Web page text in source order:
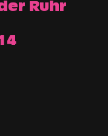
Ruhr